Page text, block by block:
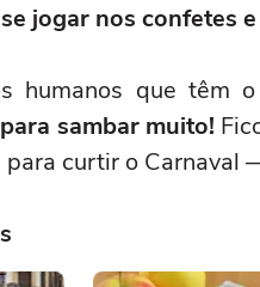
jogar nos confetes
humanos que têm
sambar muito!
curtir o Carnaval